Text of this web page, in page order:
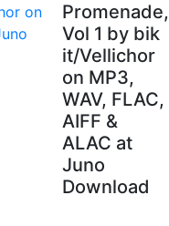
Promenade,
Vol 1 by bik
it/Vellichor
on MP3,
WAV, FLAC,
AIFF &
ALAC at
Juno
Download